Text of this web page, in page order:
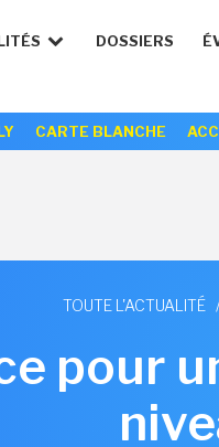
DOSSIERS
CARTE BLANCHE
TOUTE L'ACTUALITÉ
pour